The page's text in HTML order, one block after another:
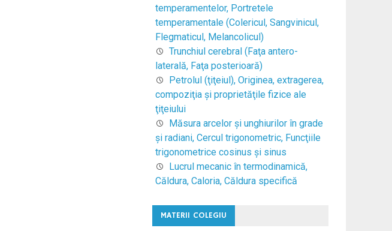
temperamentelor, Portretele
temperamentale (Colericul, Sangvinicul,
Flegmaticul, Melancolicul)
Trunchiul cerebral (Faţa antero-
laterală, Faţa posterioară)
Petrolul (ţiţeiul), Originea, extragerea,
compoziţia şi proprietăţile fizice ale
ţiţeiului
Măsura arcelor şi unghiurilor în grade
şi radiani, Cercul trigonometric, Funcţiile
trigonometrice cosinus şi sinus
Lucrul mecanic în termodinamică,
Căldura, Caloria, Căldura specifică
MATERII COLEGIU